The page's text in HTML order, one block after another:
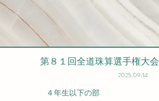
​第８１回全道珠算選手権大会
2025.09.14
４年生以下の部